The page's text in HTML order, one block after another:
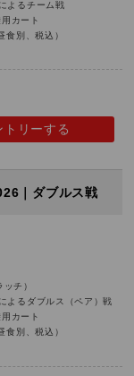
よるチーム戦
カート
別、税込）
トリーする
｜ダブルス戦
チ）
よるダブルス（ペア）戦
カート
別、税込）